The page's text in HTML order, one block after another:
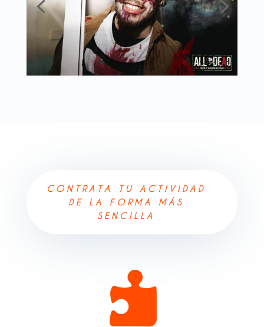
CONTRATA TU ACTIVIDAD
DE LA FORMA MÁS
SENCILLA
